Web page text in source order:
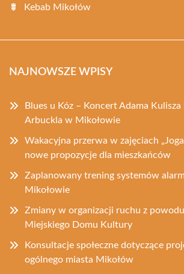
Kebab Mikołów
NAJNOWSZE WPISY
Blues u Kóz – Koncert Adama
Arbuckla w Mikołowie
Wakacyjna przerwa w zajęciach
nowe propozycje dla mieszkańców
Zaplanowany trening systemów
Mikołowie
Zmiany w organizacji ruchu z
Miejskiego Domu Kultury
Konsultacje społeczne dotyczące
ogólnego miasta Mikołów